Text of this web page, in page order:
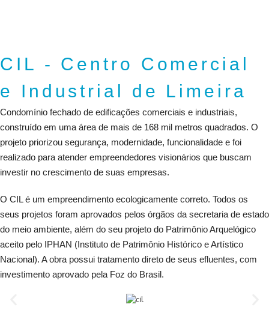
CIL - Centro Comercial
e Industrial de Limeira
Condomínio fechado de edificações comerciais e industriais,
construído em uma área de mais de 168 mil metros quadrados. O
projeto priorizou segurança, modernidade, funcionalidade e foi
realizado para atender empreendedores visionários que buscam
investir no crescimento de suas empresas.
O CIL é um empreendimento ecologicamente correto. Todos os
seus projetos foram aprovados pelos órgãos da secretaria de estado
do meio ambiente, além do seu projeto do Patrimônio Arquelógico
aceito pelo IPHAN (Instituto de Patrimônio Histórico e Artístico
Nacional). A obra possui tratamento direto de seus efluentes, com
investimento aprovado pela Foz do Brasil.